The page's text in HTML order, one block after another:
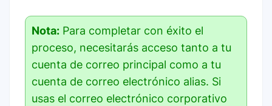
Nota: Para completar con éxito el
proceso, necesitarás acceso tanto a tu
cuenta de correo principal como a tu
cuenta de correo electrónico alias. Si
usas el correo electrónico corporativo